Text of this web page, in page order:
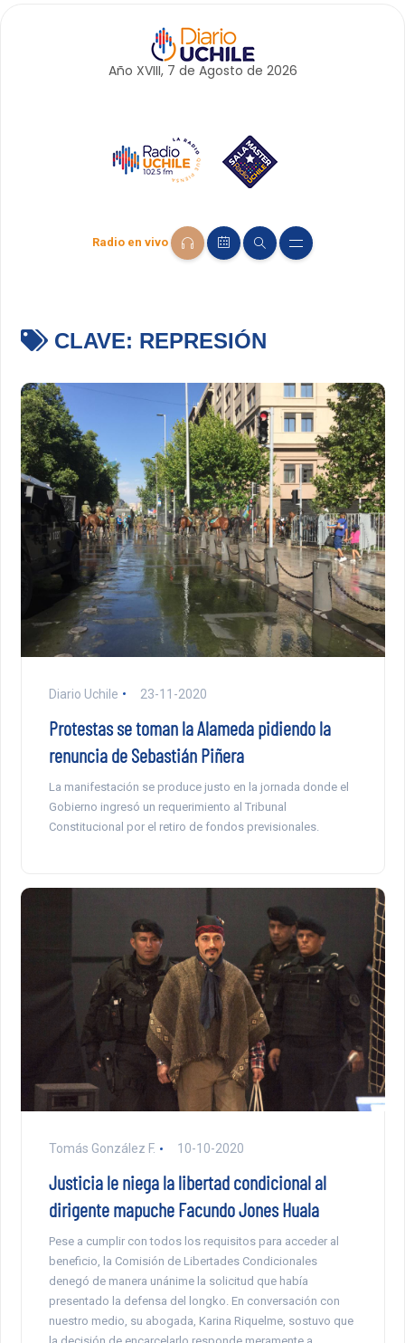
Año XVIII, 7 de Agosto de 2026
Radio en vivo
CLAVE: REPRESIÓN
Diario Uchile 23-11-2020
Protestas se toman la Alameda pidiendo la
renuncia de Sebastián Piñera
La manifestación se produce justo en la jornada donde el
Gobierno ingresó un requerimiento al Tribunal
Constitucional por el retiro de fondos previsionales.
Tomás González F. 10-10-2020
Justicia le niega la libertad condicional al
dirigente mapuche Facundo Jones Huala
Pese a cumplir con todos los requisitos para acceder al
beneficio, la Comisión de Libertades Condicionales
denegó de manera unánime la solicitud que había
presentado la defensa del longko. En conversación con
nuestro medio, su abogada, Karina Riquelme, sostuvo que